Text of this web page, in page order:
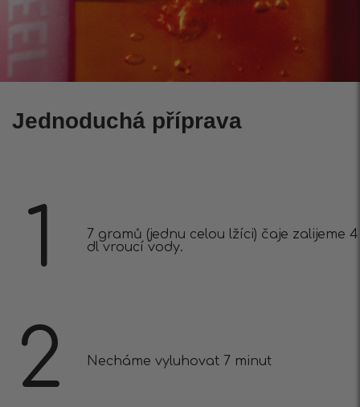
Jednoduchá příprava
1
7 gramů (jednu celou lžíci) čaje zalijeme 4
dl vroucí vody.
2 Necháme vyluhovat 7 minut